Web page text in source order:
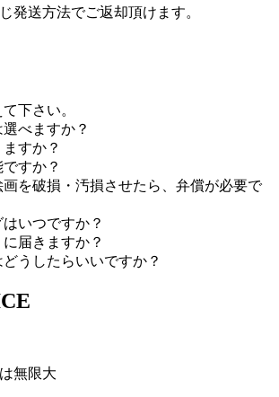
発送方法でご返却頂けます。
下さい。
べますか？
すか？
すか？
画を破損・汚損させたら、弁償が必要で
いつですか？
届きますか？
うしたらいいですか？
無限大